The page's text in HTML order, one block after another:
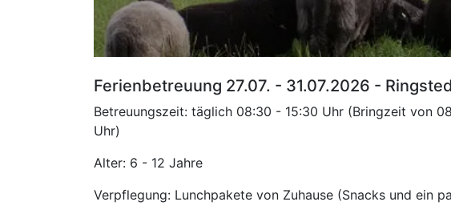
Ferienbetreuung 27.07. - 31.07.2026 -
Betreuungszeit: täglich 08:30 - 15:30 Uhr (Bringzeit von
Uhr)
Alter: 6 - 12 Jahre
Verpflegung: Lunchpakete von Zuhause (Snacks und ein